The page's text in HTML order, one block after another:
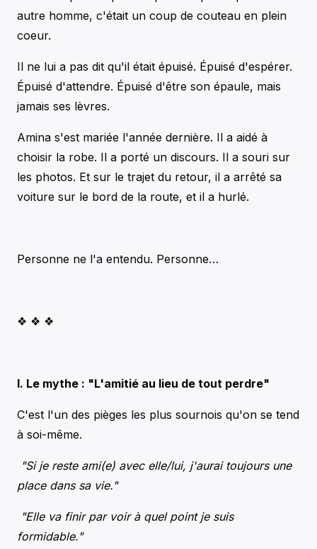
autre homme, c'était un coup de couteau en plein
coeur.
Il ne lui a pas dit qu'il était épuisé. Épuisé d'espérer.
Épuisé d'attendre. Épuisé d'être son épaule, mais
jamais ses lèvres.
Amina s'est mariée l'année dernière. Il a aidé à
choisir la robe. Il a porté un discours. Il a souri sur
les photos. Et sur le trajet du retour, il a arrêté sa
voiture sur le bord de la route, et il a hurlé.
Personne ne l'a entendu. Personne…
❖ ❖ ❖
I. Le mythe : "L'amitié au lieu de tout perdre"
C'est l'un des pièges les plus sournois qu'on se tend
à soi-même.
"Si je reste ami(e) avec elle/lui, j'aurai toujours une
place dans sa vie."
"Elle va finir par voir à quel point je suis
formidable."